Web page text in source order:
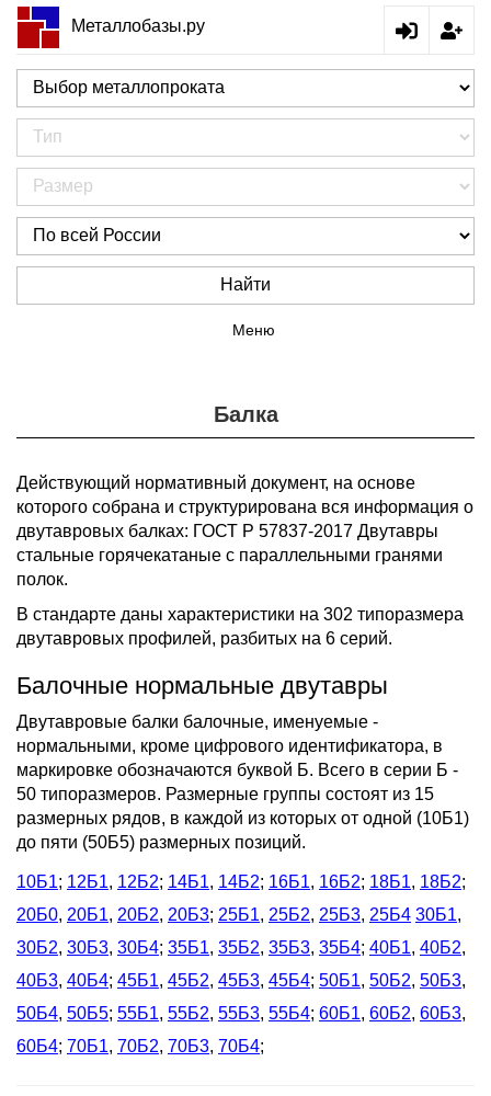
Металлобазы.ру
Найти
Меню
Балка
Действующий нормативный документ, на основе
которого собрана и структурирована вся информация о
двутавровых балках: ГОСТ Р 57837-2017 Двутавры
стальные горячекатаные с параллельными гранями
полок.
В стандарте даны характеристики на 302 типоразмера
двутавровых профилей, разбитых на 6 серий.
Балочные нормальные двутавры
Двутавровые балки балочные, именуемые -
нормальными, кроме цифрового идентификатора, в
маркировке обозначаются буквой Б. Всего в серии Б -
50 типоразмеров. Размерные группы состоят из 15
размерных рядов, в каждой из которых от одной (10Б1)
до пяти (50Б5) размерных позиций.
10Б1; 12Б1, 12Б2; 14Б1, 14Б2; 16Б1, 16Б2; 18Б1, 18Б2;
20Б0, 20Б1, 20Б2, 20Б3; 25Б1, 25Б2, 25Б3, 25Б4 30Б1,
30Б2, 30Б3, 30Б4; 35Б1, 35Б2, 35Б3, 35Б4; 40Б1, 40Б2,
40Б3, 40Б4; 45Б1, 45Б2, 45Б3, 45Б4; 50Б1, 50Б2, 50Б3,
50Б4, 50Б5; 55Б1, 55Б2, 55Б3, 55Б4; 60Б1, 60Б2, 60Б3,
60Б4; 70Б1, 70Б2, 70Б3, 70Б4;